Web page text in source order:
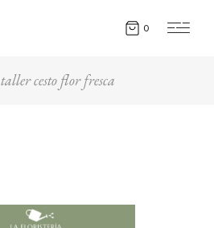
0
taller cesto flor fresca